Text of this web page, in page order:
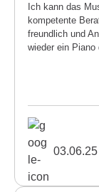
Ich kann das
kompetente
freundlich und
wieder ein Piano
03.06.25